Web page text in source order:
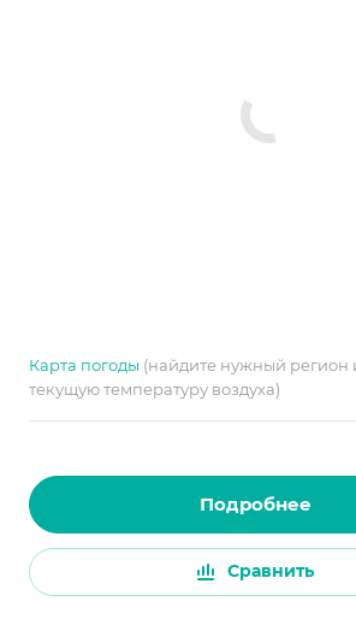
Карта погоды (найдите нужный регион
текущую температуру воздуха)
Подробнее
Сравнить